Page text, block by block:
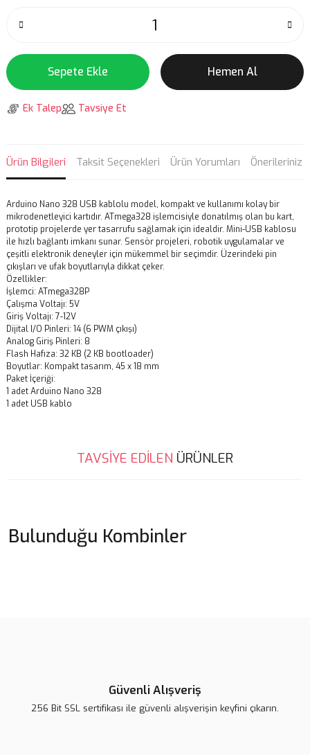
Sepete Ekle Hemen Al
Ek Talep Tavsiye Et
Ürün Bilgileri Taksit Seçenekleri Ürün Yorumları Önerileriniz
Arduino Nano 328 USB kablolu model, kompakt ve kullanımı kolay bir
mikrodenetleyici kartıdır. ATmega328 işlemcisiyle donatılmış olan bu kart,
prototip projelerde yer tasarrufu sağlamak için idealdir. Mini-USB kablosu
ile hızlı bağlantı imkanı sunar. Sensör projeleri, robotik uygulamalar ve
çeşitli elektronik deneyler için mükemmel bir seçimdir. Üzerindeki pin
çıkışları ve ufak boyutlarıyla dikkat çeker.
Özellikler:
İşlemci: ATmega328P
Çalışma Voltajı: 5V
Giriş Voltajı: 7-12V
Dijital I/O Pinleri: 14 (6 PWM çıkışı)
Analog Giriş Pinleri: 8
Flash Hafıza: 32 KB (2 KB bootloader)
Boyutlar: Kompakt tasarım, 45 x 18 mm
Paket İçeriği:
1 adet Arduino Nano 328
1 adet USB kablo
Bu ürünün fiyat bilgisi, resim, ürün açıklamalarında ve diğer
konularda yetersiz gördüğünüz noktaları öneri formunu kullanarak
Ürün resmi kalitesiz, bozuk veya görüntülenemiyor.
Ürün açıklamasında eksik bilgiler bulunuyor.
Gönder
TAVSİYE EDİLEN ÜRÜNLER
185,82 TL
Bulunduğu Kombinler
Güvenli Alışveriş
256 Bit SSL sertifikası ile güvenli alışverişin keyfini çıkarın.